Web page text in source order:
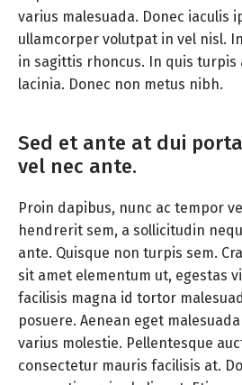
varius malesuada. Donec iaculis
ullamcorper volutpat in vel nisl.
in sagittis rhoncus. In quis turpis
lacinia. Donec non metus nibh.
Sed et ante at dui
vel nec ante.
Proin dapibus, nunc ac tempor
hendrerit sem, a sollicitudin
ante. Quisque non turpis sem.
sit amet elementum ut, egestas
facilisis magna id tortor
posuere. Aenean eget
varius molestie. Pellentesque
consectetur mauris facilisis at.